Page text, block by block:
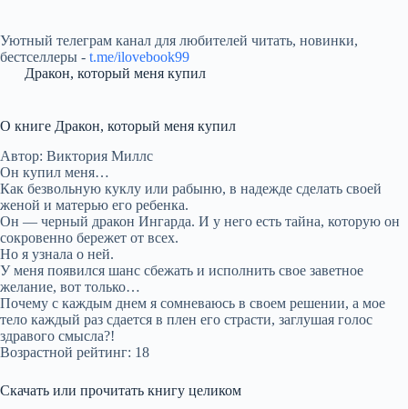
Уютный телеграм канал для любителей читать, новинки,
бестселлеры - t.me/ilovebook99
Дракон, который меня купил
О книге Дракон, который меня купил
Автор: Виктория Миллс
Он купил меня…
Как безвольную куклу или рабыню, в надежде сделать своей
женой и матерью его ребенка.
Он — черный дракон Ингарда. И у него есть тайна, которую он
сокровенно бережет от всех.
Но я узнала о ней.
У меня появился шанс сбежать и исполнить свое заветное
желание, вот только…
Почему с каждым днем я сомневаюсь в своем решении, а мое
тело каждый раз сдается в плен его страсти, заглушая голос
здравого смысла?!
Возрастной рейтинг: 18
Скачать или прочитать книгу целиком